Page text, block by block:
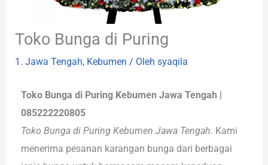
Toko Bunga di Puring
1. Jawa Tengah, Kebumen / Olehsyaqila
Toko Bunga di Puring Kebumen Jawa Tengah |
085222220805
Toko Bunga di Puring Kebumen Jawa Tengah. Kami
menerima pesanan karangan bunga dari berbagai